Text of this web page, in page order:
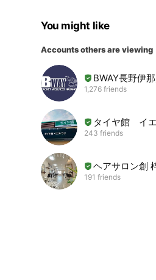
You might like
Accounts others are viewing
BWAY長野伊
1,276 friends
タイヤ館 イ
243 friends
ヘアサロン創
191 friends